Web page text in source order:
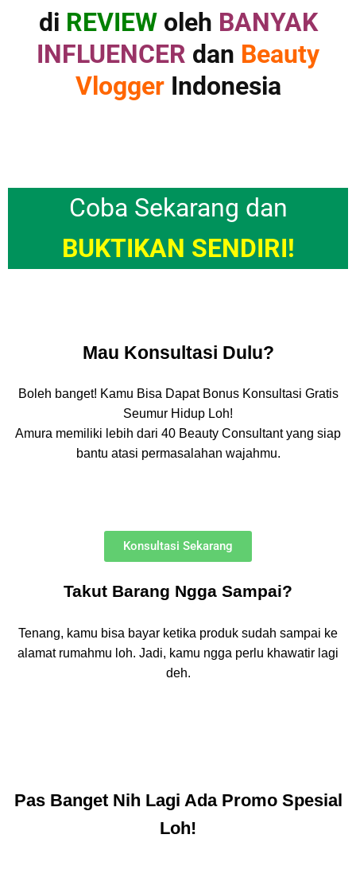
di REVIEWoleh BANYAK
INFLUENCER dan Beauty
VloggerIndonesia
Coba Sekarang dan
BUKTIKAN SENDIRI!
Mau Konsultasi Dulu?
Boleh banget! Kamu Bisa Dapat Bonus Konsultasi Gratis
Seumur Hidup Loh!
Amura memiliki lebih dari 40 Beauty Consultant yang siap
bantu atasi permasalahan wajahmu.
Konsultasi Sekarang
Takut Barang Ngga Sampai?
Tenang, kamu bisa bayar ketika produk sudah sampai ke
alamat rumahmu loh. Jadi, kamu ngga perlu khawatir lagi
deh.
Pas Banget Nih Lagi Ada Promo Spesial
Loh!